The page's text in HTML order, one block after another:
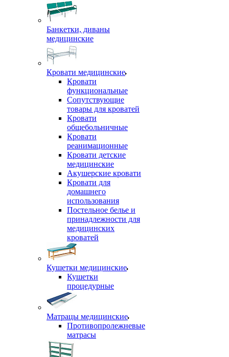
Банкетки, диваны
медицинские
Кровати медицинские
Кровати
функциональные
Сопутствующие
товары для кроватей
Кровати
общебольничные
Кровати
реанимационные
Кровати детские
медицинские
Акушерские кровати
Кровати для
домашнего
использования
Постельное белье и
принадлежности для
медицинских
кроватей
Кушетки медицинские
Кушетки
процедурные
Матрацы медицинские
Противопролежневые
матрасы